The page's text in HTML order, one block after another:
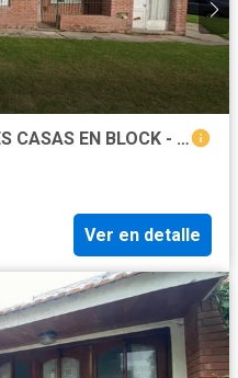
LATORRE PROP. VENDE TRES CASAS EN BLOCK - VILLA PRIMERA
Ver en detalle